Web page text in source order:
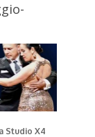
Studio X4